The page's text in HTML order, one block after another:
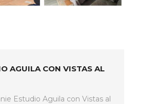
AGUILA CON VISTAS AL
Estudio Aguila con Vistas al